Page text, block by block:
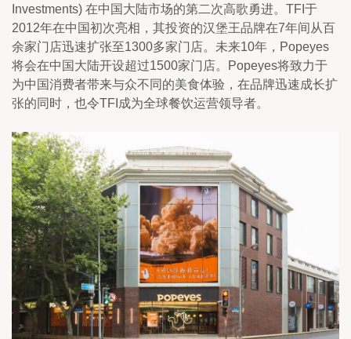
Investments) 在中国大陆市场的第二次高歌勇进。TFI于
2012年在中国初次亮相，其投资的汉堡王品牌在7年间从百
余家门店迅速扩张至1300多家门店。未来10年，Popeyes
将会在中国大陆开设超过1500家门店。Popeyes将致力于
为中国消费者带来与众不同的美食体验，在品牌迅速成长扩
张的同时，也令TFI成为全球餐饮运营领导者。